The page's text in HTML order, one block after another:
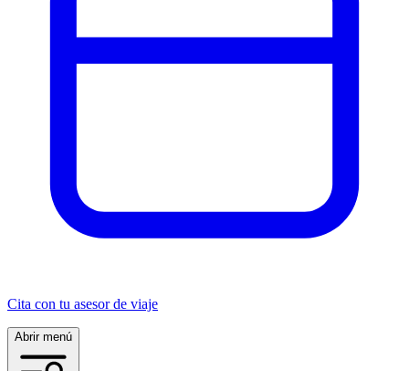
Cita con tu asesor de viaje
Abrir menú